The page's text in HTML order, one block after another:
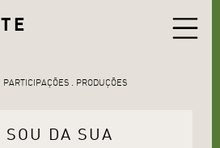
PARTICIPAÇÕES PRODUÇÕES
SOU DA SUA